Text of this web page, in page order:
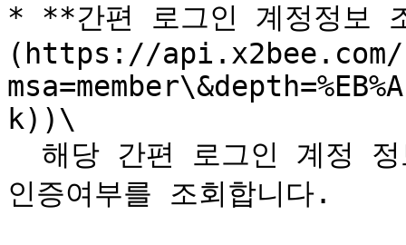
* **간편 로그인 계정정보
(https://api.x2bee.com/
k))\
인증여부를 조회합니다.